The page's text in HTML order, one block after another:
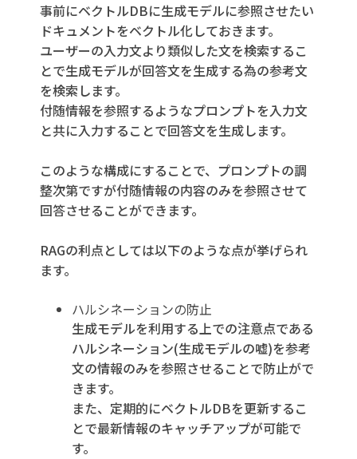
事前にベクトルDBに生成モデルに参照させたい
ドキュメントをベクトル化しておきます。
ユーザーの入力文より類似した文を検索するこ
とで生成モデルが回答文を生成する為の参考文
を検索します。
付随情報を参照するようなプロンプトを入力文
と共に入力することで回答文を生成します。
このような構成にすることで、プロンプトの調
整次第ですが付随情報の内容のみを参照させて
回答させることができます。
RAGの利点としては以下のような点が挙げられ
ます。
ハルシネーションの防止
生成モデルを利用する上での注意点である
ハルシネーション(生成モデルの嘘)を参考
文の情報のみを参照させることで防止がで
きます。
また、定期的にベクトルDBを更新するこ
とで最新情報のキャッチアップが可能で
す。